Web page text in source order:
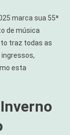
marca sua 55ª
de música
traz todas as
esta